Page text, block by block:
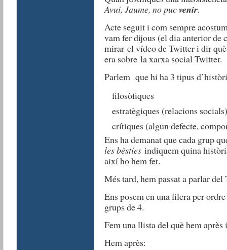
Avui, Jaume, no pucvenir.
Acte seguit i com sempre
vam fer dijous (el dia anterior de
mirar el vídeo de Twitter i dir
era sobre la xarxa social Twitter.
Parlem que hi ha 3 tipus
filosòfiques
estratègiques (relacions socials)
crítiques (algun defecte,
Ens ha demanat que cada grup
les bèstiesindiquem quina
així ho hem fet.
Més tard, hem passat a parlar del
Ens posem en una filera per
grups de 4.
Fem una llista del què hem après
Hem après: